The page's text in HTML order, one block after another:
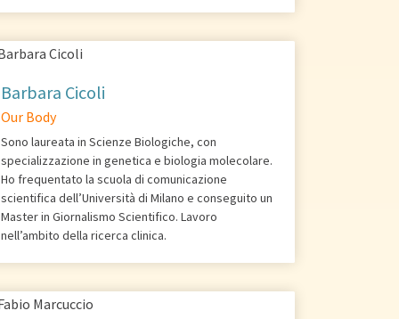
Barbara Cicoli
Our Body
Sono laureata in Scienze Biologiche, con
specializzazione in genetica e biologia molecolare.
Ho frequentato la scuola di comunicazione
scientifica dell’Università di Milano e conseguito un
Master in Giornalismo Scientifico. Lavoro
nell’ambito della ricerca clinica.